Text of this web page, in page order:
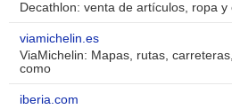
Decathlon: venta de artículos, ropa
viamichelin.es
ViaMichelin: Mapas, rutas,
como
iberia.com